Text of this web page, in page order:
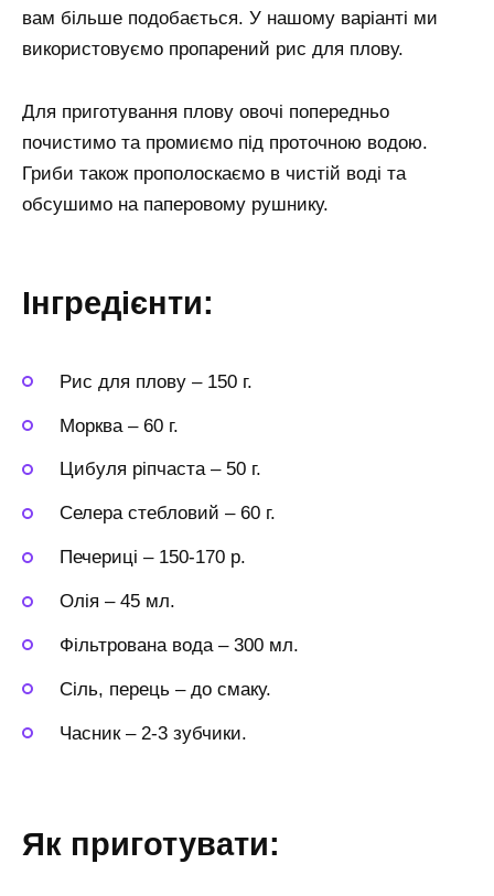
вам більше подобається. У нашому варіанті ми
використовуємо пропарений рис для плову.
Для приготування плову овочі попередньо
почистимо та промиємо під проточною водою.
Гриби також прополоскаємо в чистій воді та
обсушимо на паперовому рушнику.
Інгредієнти:
Рис для плову – 150 г.
Морква – 60 г.
Цибуля ріпчаста– 50 г.
Селера стебловий – 60 г.
Печериці – 150-170 р.
Олія – 45 мл.
Фільтрована вода– 300 мл.
Сіль, перець – до смаку.
Часник– 2-3 зубчики.
Як приготувати: